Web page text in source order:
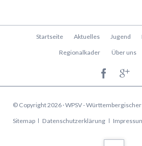
Navigation
Startseite Aktuelles Jugend
Regionalkader Über uns
© Copyright 2026 · WPSV -
Navigation
Sitemap Datenschutzerklärung